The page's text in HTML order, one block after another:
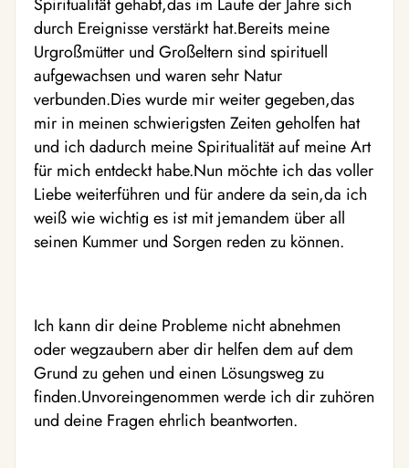
durch Ereignisse verstärkt hat.Bereits meine
Urgroßmütter und Großeltern sind spirituell
aufgewachsen und waren sehr Natur
verbunden.Dies wurde mir weiter gegeben,das
mir in meinen schwierigsten Zeiten geholfen hat
und ich dadurch meine Spiritualität auf meine Art
für mich entdeckt habe.Nun möchte ich das voller
Liebe weiterführen und für andere da sein,da ich
weiß wie wichtig es ist mit jemandem über all
seinen Kummer und Sorgen reden zu können.
Ich kann dir deine Probleme nicht abnehmen
oder wegzaubern aber dir helfen dem auf dem
Grund zu gehen und einen Lösungsweg zu
finden.Unvoreingenommen werde ich dir zuhören
und deine Fragen ehrlich beantworten.